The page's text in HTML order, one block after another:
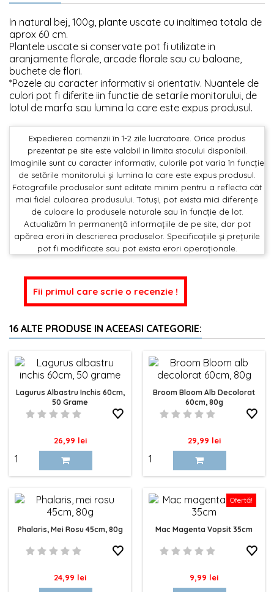
In natural bej, 100g, plante uscate cu inaltimea totala de
aprox 60 cm.
Plantele uscate si conservate pot fi utilizate in
aranjamente florale, arcade florale sau cu baloane,
buchete de flori.
*Pozele au caracter informativ si orientativ. Nuantele de
culori pot fi diferite iin functie de setarile monitorului, de
lotul de marfa sau lumina la care este expus produsul.
Expedierea comenzii în 1-2 zile lucratoare. Orice produs
prezentat pe site este valabil in limita stocului disponibil.
Imaginile sunt cu caracter informativ, culorile pot varia în funcție
de setările monitorului și lumina la care este expus produsul.
Fotografiile produselor sunt editate minim pentru a reflecta cât
mai fidel culoarea produsului. Totuși, pot exista mici diferențe
de culoare la produsele naturale sau în funcție de lot.
Actualizăm în permanență informațiile de pe site, dar pot
apărea erori în descrierea produselor. Specificațiile și prețurile
pot fi modificate sau pot exista erori operaționale.
Fii primul care scrie o recenzie !
16 ALTE PRODUSE IN ACEEASI CATEGORIE:
Lagurus Albastru Inchis 60cm,
50 Grame
Pret
26,99 lei
Broom Bloom Alb Decolorat
60cm, 80g
Pret
29,99 lei
Phalaris, Mei Rosu 45cm, 80g
Pret
24,99 lei
Ofertă!
Mac Magenta Vopsit 35cm
Pret
9,99 lei